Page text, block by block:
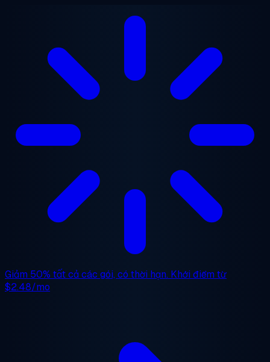
Giảm 50% tất cả các gói, có thời hạn. Khởi điểm từ
$2.48/mo